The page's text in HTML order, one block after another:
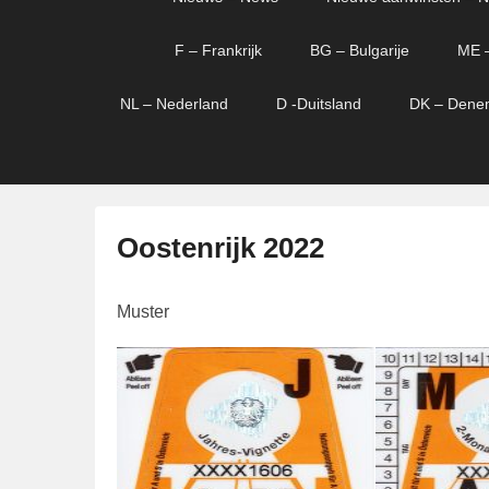
F – Frankrijk BG – Bulgarije ME
NL – Nederland D -Duitsland DK –
Oostenrijk 2022
e
p
Muster